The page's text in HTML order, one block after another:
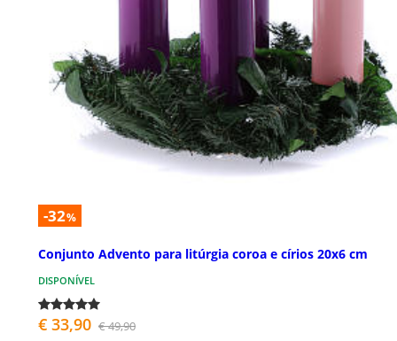
-32%
Conjunto Advento para litúrgia coroa e círios 20x6 cm
DISPONÍVEL
€ 33,90 € 49,90